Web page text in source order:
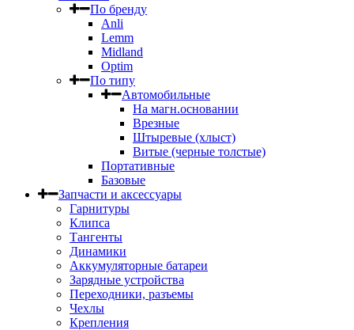
По бренду
Anli
Lemm
Midland
Optim
По типу
Автомобильные
На магн.основании
Врезные
Штыревые (хлыст)
Витые (черные толстые)
Портативные
Базовые
Запчасти и аксессуары
Гарнитуры
Клипса
Тангенты
Динамики
Аккумуляторные батареи
Зарядные устройства
Переходники, разъемы
Чехлы
Крепления